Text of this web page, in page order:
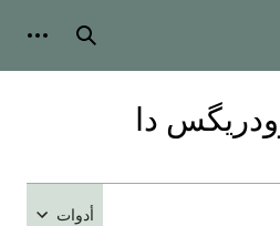
بحث
دا
أدوات